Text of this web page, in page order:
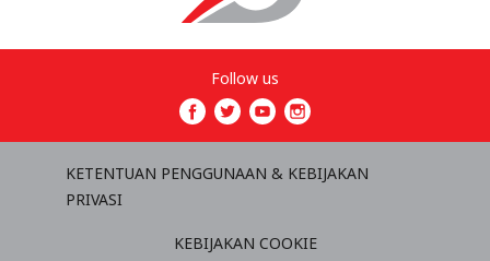
Follow us
KETENTUAN PENGGUNAAN & KEBIJAKAN
PRIVASI
KEBIJAKAN COOKIE